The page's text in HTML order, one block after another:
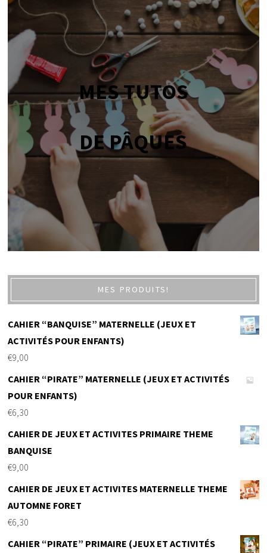
MES TUTOS
DE PÂQUES
MES PRODUITS!
CAHIER “BANQUISE” MATERNELLE (JEUX ET
ACTIVITÉS POUR ENFANTS)
€9,00
CAHIER “PIRATE” MATERNELLE (JEUX ET ACTIVITÉS
POUR ENFANTS)
€6,30
CAHIER DE JEUX ET ACTIVITES PRIMAIRE THEME
BANQUISE
€9,00
CAHIER DE JEUX ET ACTIVITES MATERNELLE THEME
AUTOMNE FORET
€6,30
CAHIER “PIRATE” PRIMAIRE (JEUX ET ACTIVITÉS